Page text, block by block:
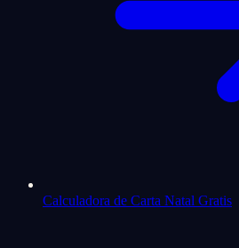
Calculadora de Carta Natal Gratis